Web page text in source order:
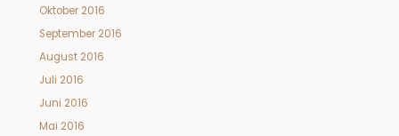
Oktober 2016
September 2016
August 2016
Juli 2016
Juni 2016
Mai 2016